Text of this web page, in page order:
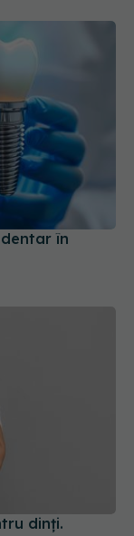
în
dinți.